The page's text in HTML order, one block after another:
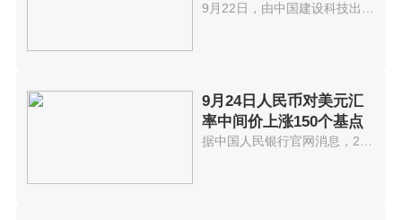
会在京举办
9月24日人民币对美元汇
率中间价上涨150个基点
据中国人民银行官网消息，24日人...